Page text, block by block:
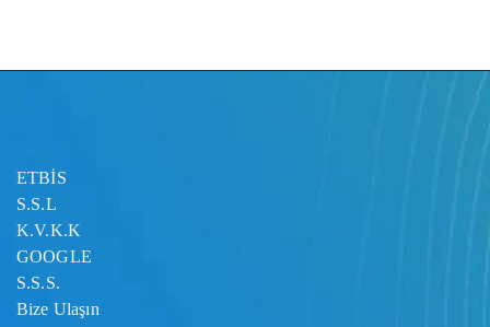
ETBİS
S.S.L
K.V.K.K
GOOGLE
S.S.S.
Bize Ulaşın